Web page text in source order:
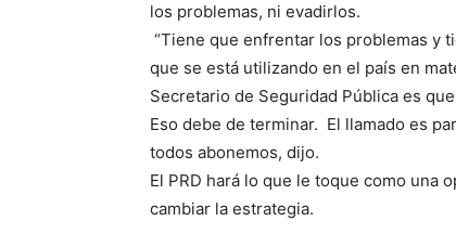
los problemas, ni evadirlos.
“Tiene que enfrentar los problemas y
que se está utilizando en el país en
Secretario de Seguridad Pública es
Eso debe de terminar. El llamado es
todos abonemos, dijo.
El PRD hará lo que le toque como una
cambiar la estrategia.